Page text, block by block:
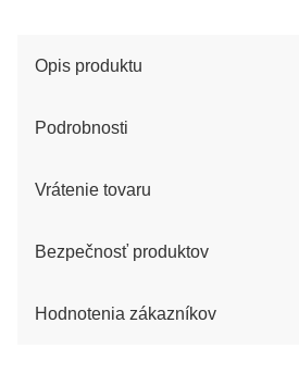
Opis produktu
Podrobnosti
Vrátenie tovaru
Bezpečnosť produktov
Hodnotenia zákazníkov